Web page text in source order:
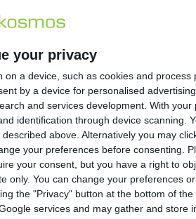
your privacy
a device, such as cookies and process
by a device for personalised
and services development. With your
identification through device scanning.
above. Alternatively you may
your preferences before consenting.
your consent, but you have a right to
only. You can change your preferences
the "Privacy" button at the bottom of the
services and may gather and store
του
της
συνήθως εμφανίζεται
και το κάτω μέρος
αγκώνα, στους καρπούς,
στη βουβωνική χώρα, στους